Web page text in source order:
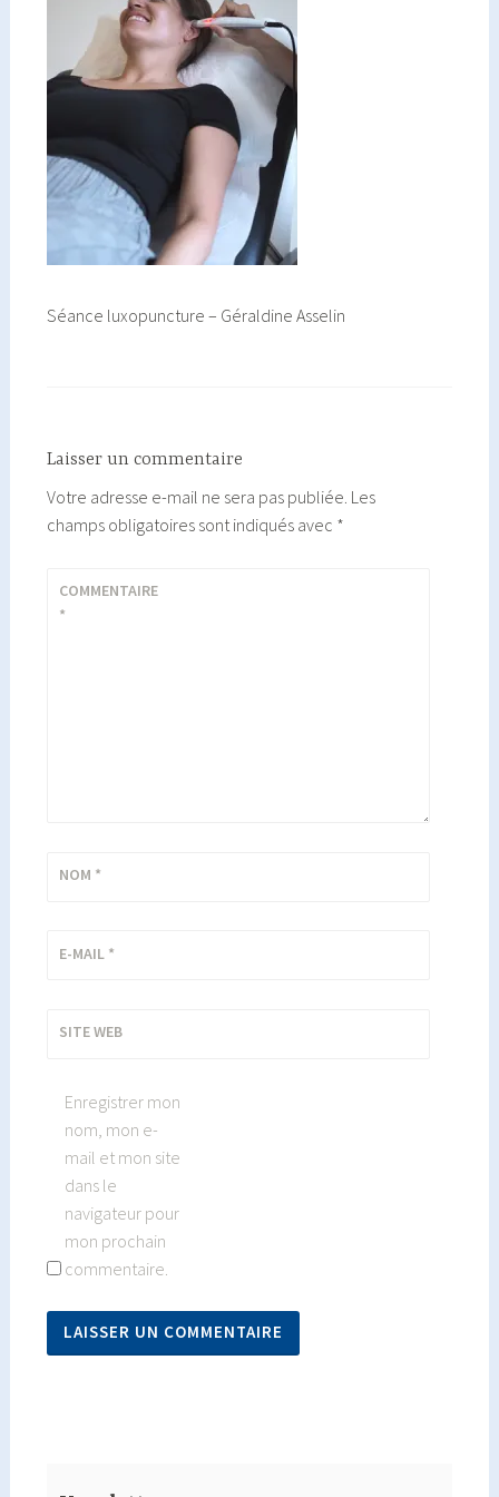
Séance luxopuncture – Géraldine Asselin
Laisser un commentaire
Votre adresse e-mail ne sera pas publiée. Les
champs obligatoires sont indiqués avec *
COMMENTAIRE
*
NOM *
E-MAIL *
SITE WEB
Enregistrer mon
nom, mon e-
mail et mon site
dans le
navigateur pour
mon prochain
commentaire.